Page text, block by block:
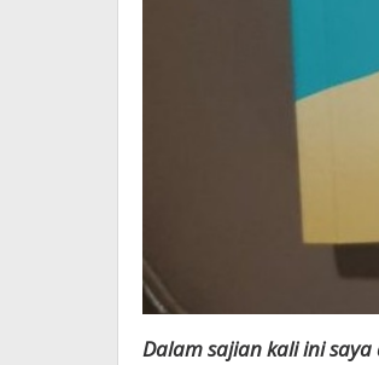
Dalam sajian kali ini